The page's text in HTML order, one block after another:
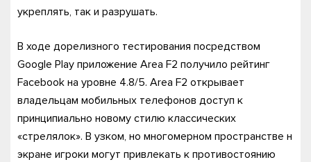
укреплять, так и разрушать.
В ходе дорелизного тестирования посредством
Google Play приложение Area F2 получило рейтинг
Facebook на уровне 4.8/5. Area F2 открывает
владельцам мобильных телефонов доступ к
принципиально новому стилю классических
«стрелялок». В узком, но многомерном пространстве н
экране игроки могут привлекать к противостоянию